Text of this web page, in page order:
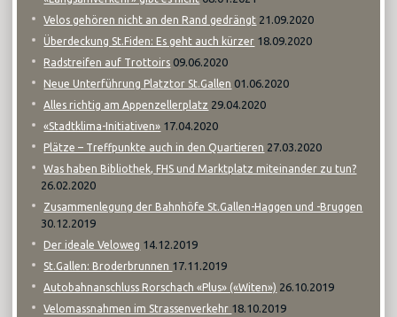
Velos gehören nicht an den Rand gedrängt 21.09.2020
Überdeckung St.Fiden: Es geht auch kürzer 18.09.2020
Radstreifen auf Trottoirs 09.06.2020
Neue Unterführung Platztor St.Gallen 01.06.2020
Alles richtig am Appenzellerplatz 29.04.2020
«Stadtklima-Initiativen» 17.04.2020
Plätze – Treffpunkte auch in den Quartieren 27.03.2020
Was haben Bibliothek, FHS und Marktplatz miteinander zu tun?
26.02.2020
Zusammenlegung der Bahnhöfe St.Gallen-Haggen und -Bruggen
30.12.2019
Der ideale Veloweg 14.12.2019
St.Gallen: Broderbrunnen 17.11.2019
Autobahnanschluss Rorschach «Plus» («Witen») 26.10.2019
Velomassnahmen im Strassenverkehr 18.10.2019